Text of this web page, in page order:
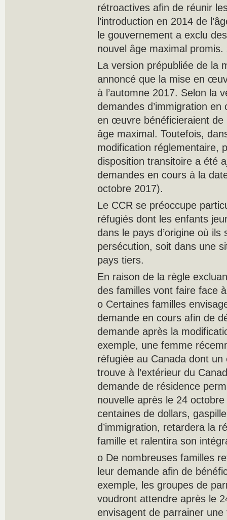
rétroactives afin de réunir
l’introduction en 2014 de
le gouvernement a exclu
nouvel âge maximal promis.
La version prépubliée de la
annoncé que la mise en
à l’automne 2017. Selon la
demandes d’immigration
en œuvre bénéficieraient de
âge maximal. Toutefois,
modification réglementaire,
disposition transitoire a été
demandes en cours à la
octobre 2017).
Le CCR se préoccupe
réfugiés dont les enfants
dans le pays d’origine où ils
persécution, soit dans une
pays tiers.
En raison de la règle
des familles vont faire face
o Certaines familles
demande en cours afin de
demande après la
exemple, une femme
réfugiée au Canada dont
trouve à l’extérieur du
demande de résidence
nouvelle après le 24
centaines de dollars,
d’immigration, retardera la
famille et ralentira son
o De nombreuses familles
leur demande afin de
exemple, les groupes de
voudront attendre après le
envisagent de parrainer